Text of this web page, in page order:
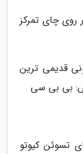
چای تمرکز
مالک کنونی قدیمی ترین
بی بی سی
چای تسوئن کیوتو